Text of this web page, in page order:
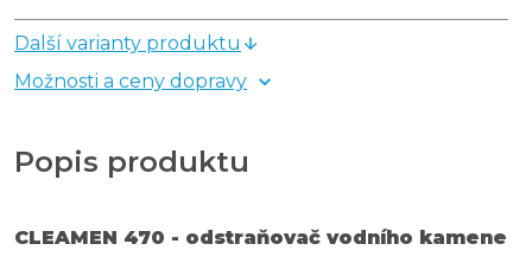
Další varianty produktu
Možnosti a ceny dopravy
Popis produktu
CLEAMEN 470 - odstraňovač vodního kamene